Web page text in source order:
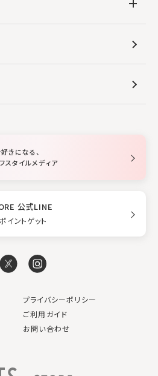
ア
ランス
きになる、
スタイルメディア
公式LINE
イントゲット
プライバシーポリシー
ご利用ガイド
お問い合わせ